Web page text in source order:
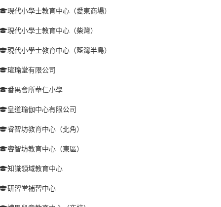
現代小學士教育中心（愛東商場）
現代小學士教育中心（柴灣）
現代小學士教育中心（藍灣半島）
瑄瑜堂有限公司
番禺會所華仁小學
皇道瑜伽中心有限公司
睿智坊教育中心（北角）
睿智坊教育中心（東區）
知識領域教育中心
研習堂補習中心